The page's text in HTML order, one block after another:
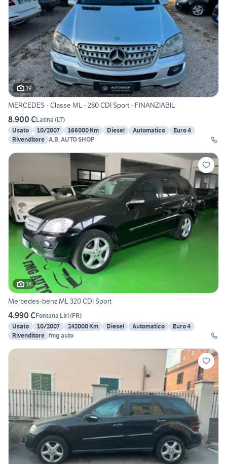
19
MERCEDES - Classe ML - 280 CDI Sport - FINANZIABIL
8.900 €Latina (LT)
Usato
10/2007 166000 Km Diesel Automatico
Euro 4
Rivenditore A.B. AUTO SHOP
18
Mercedes-benz ML 320 CDI Sport
4.990 €Fontana Liri(FR)
Usato
10/2007 242000 Km Diesel Automatico
Euro 4
Rivenditore fmg auto